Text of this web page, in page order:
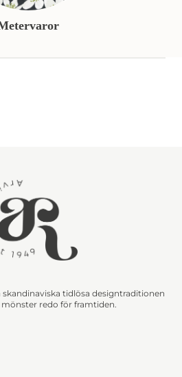
skandinaviska tidlösa designtraditionen
redo för framtiden.